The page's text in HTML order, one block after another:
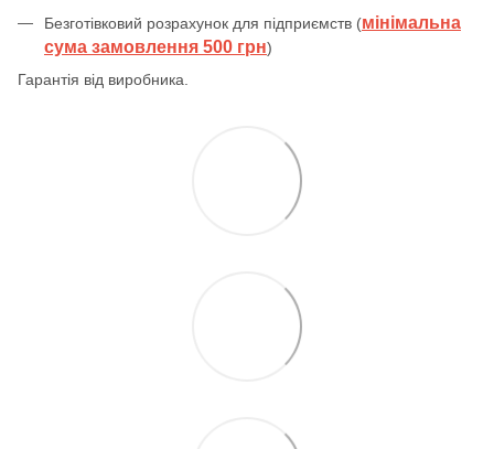
Безготівковий розрахунок для підприємств (мінімальна
сума замовлення 500 грн)
Гарантія від виробника.